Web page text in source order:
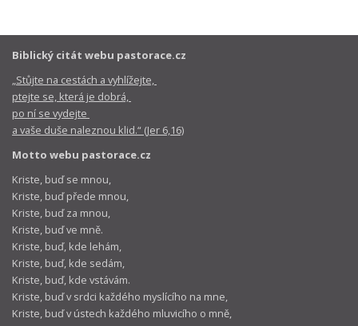
Biblický citát webu pastorace.cz
„Stůjte na cestách a vyhlížejte,
ptejte se, která je dobrá,
po ní se vydejte
a vaše duše naleznou klid.“ (Jer 6,16)
Motto webu pastorace.cz
Kriste, buď se mnou,
Kriste, buď přede mnou,
Kriste, buď za mnou,
Kriste, buď ve mně.
Kriste, buď, kde lehám,
Kriste, buď, kde sedám,
Kriste, buď, kde vstávám.
Kriste, buď v srdci každého myslícího na mne,
Kriste, buď v ústech každého mluvicího o mně,